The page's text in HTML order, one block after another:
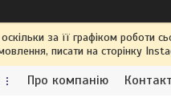
за її графіком роботи
писати на сторінку
Про компанію